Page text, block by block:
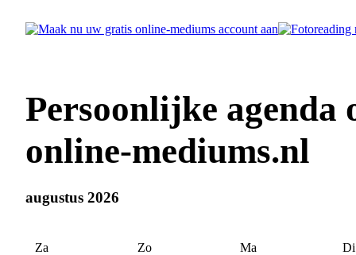
Persoonlijke agenda
online-mediums.nl
augustus 2026
Za Zo Ma Di